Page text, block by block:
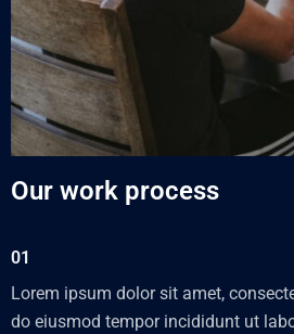
Our work process
01
Lorem ipsum dolor sit amet,
do eiusmod tempor incididunt ut